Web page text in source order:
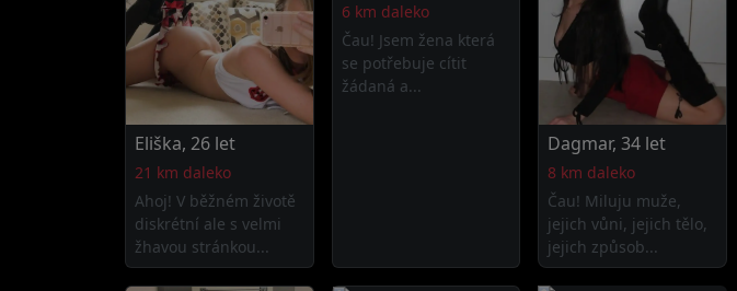
Eliška, 26 let
21 km daleko
Ahoj! V běžném životě
diskrétní ale s velmi
žhavou stránkou...
6 km daleko
Čau! Jsem žena která
se potřebuje cítit
žádaná a...
Dagmar, 34 let
8 km daleko
Čau! Miluju muže,
jejich vůni, jejich tělo,
jejich způsob...